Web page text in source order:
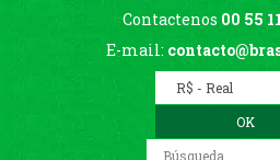
Contactenos 00 55
E-mail: